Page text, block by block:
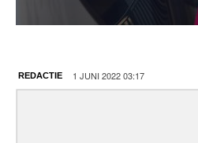
REDACTIE 1 JUNI 2022 03:17